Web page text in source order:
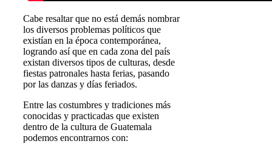
Cabe resaltar que no está demás nombrar
los diversos problemas políticos que
existían en la época contemporánea,
logrando así que en cada zona del país
existan diversos tipos de culturas, desde
fiestas patronales hasta ferias, pasando
por las danzas y días feriados.
Entre las costumbres y tradiciones más
conocidas y practicadas que existen
dentro de la cultura de Guatemala
podemos encontrarnos con: